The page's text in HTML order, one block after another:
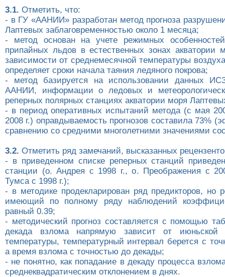
3.1. Отметить, что:
- в ГУ «ААНИИ» разработан метод прогноза
Лаптевых заблаговременностью около 1 месяца;
- метод основан на учете режимных
припайных льдов в естественных зонах акватории
зависимости от среднемесячной температуры
определяет сроки начала таяния ледяного покрова;
- метод базируется на использовании данных
ААНИИ, информации о ледовых и
реперных полярных станциях акватории моря
- в период оперативных испытаний метода (с мая
2008 г.) оправдываемость прогнозов составила 73%
сравнению со средними многолетними значениями
3.2. Отметить ряд замечаний, высказанных
- в приведенном списке реперных станций
станции (о. Андрея с 1998 г., о. Преображения с
Тумса с 1998 г.);
- в методике продекларирован ряд предикторов, но
имеющий по полному ряду наблюдений
равный 0.39;
- методический прогноз составляется с помощью
декада взлома напрямую зависит от июньской
температуры, температурный интервал берется с
а время взлома с точностью до декады;
- не понятно, как попадание в декаду процесса
среднеквадратическим отклонением в днях.